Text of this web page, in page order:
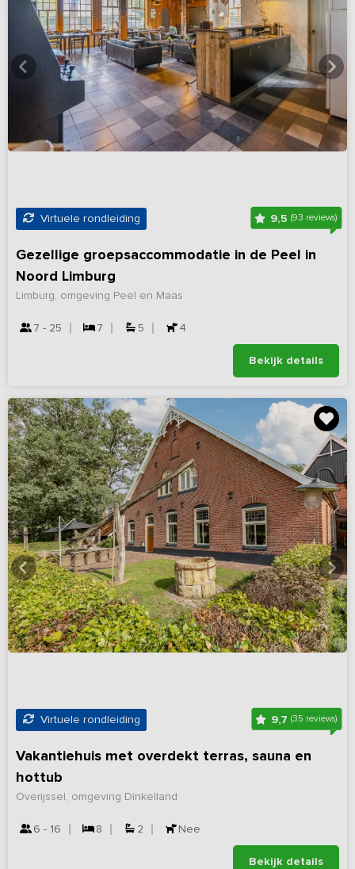
Virtuele rondleiding 9,5 (93 reviews)
Gezellige groepsaccommodatie in de Peel in
Noord Limburg
Limburg, omgeving Peel en Maas
7 - 25 7 5 4
Bekijk details
Virtuele rondleiding 9,7(35 reviews)
Vakantiehuis met overdekt terras, sauna en
hottub
Overijssel, omgeving Dinkelland
6 - 16 8 2 Nee
Bekijk details